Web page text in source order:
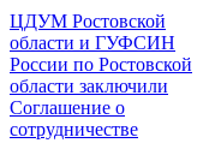
ЦДУМ Ростовской
области и ГУФСИН
России по Ростовской
области заключили
Соглашение о
сотрудничестве